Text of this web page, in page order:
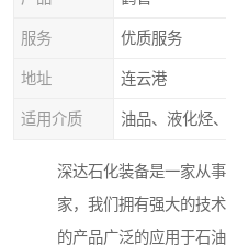
服务 优质服务
地址 连云港
适用介质 油品、液化烃
深达石化装备是一家从
家，我们拥有强大的技
的产品广泛的应用于石